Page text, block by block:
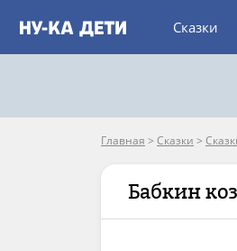
Сказки
Главная > Сказки >
Бабкин